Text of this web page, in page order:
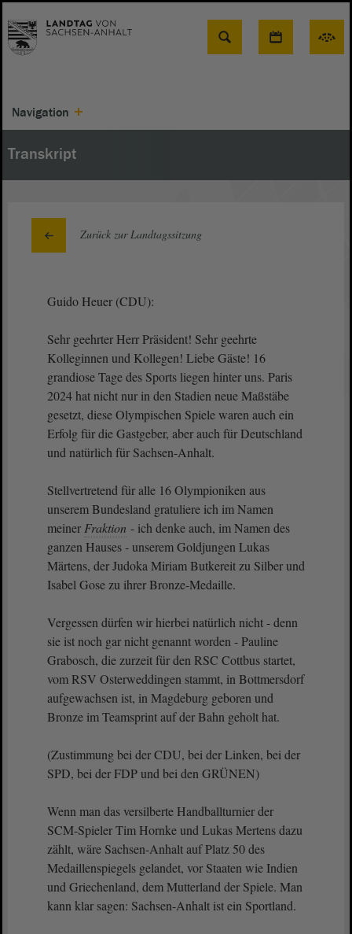
Suche
Navigation
Transkript
Zurück zur Landtagssitzung
Guido Heuer (CDU):
Sehr geehrter Herr Präsident! Sehr geehrte
Kolleginnen und Kollegen! Liebe Gäste! 16
grandiose Tage des Sports liegen hinter uns. Paris
2024 hat nicht nur in den Stadien neue Maßstäbe
gesetzt, diese Olympischen Spiele waren auch ein
Erfolg für die Gastgeber, aber auch für Deutschland
und natürlich für Sachsen-Anhalt.
Stellvertretend für alle 16 Olympioniken aus
unserem Bundesland gratuliere ich im Namen
meiner Fraktion - ich denke auch, im Namen des
ganzen Hauses - unserem Goldjungen Lukas
Märtens, der Judoka Miriam Butkereit zu Silber und
Isabel Gose zu ihrer Bronze-Medaille.
Vergessen dürfen wir hierbei natürlich nicht - denn
sie ist noch gar nicht genannt worden - Pauline
Grabosch, die zurzeit für den RSC Cottbus startet,
vom RSV Osterweddingen stammt, in Bottmersdorf
aufgewachsen ist, in Magdeburg geboren und
Bronze im Teamsprint auf der Bahn geholt hat.
(Zustimmung bei der CDU, bei der Linken, bei der
SPD, bei der FDP und bei den GRÜNEN)
Wenn man das versilberte Handballturnier der
SCM-Spieler Tim Hornke und Lukas Mertens dazu
zählt, wäre Sachsen-Anhalt auf Platz 50 des
Medaillenspiegels gelandet, vor Staaten wie Indien
und Griechenland, dem Mutterland der Spiele. Man
kann klar sagen: Sachsen-Anhalt ist ein Sportland.